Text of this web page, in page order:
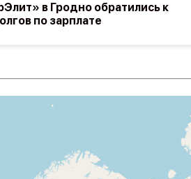
в Гродно обратились к
по зарплате